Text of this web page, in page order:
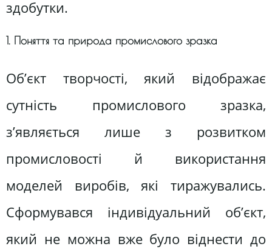
здобутки.
1. Поняття та природа промислового зразка
Об’єкт творчості, який відображає
сутність промислового зразка,
з’являється лише з розвитком
промисловості й використання
моделей виробів, які тиражувались.
Сформувався індивідуальний об’єкт,
який не можна вже було віднести до